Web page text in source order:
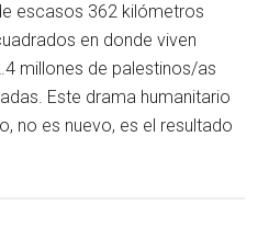
escasos 362 kilómetros
en donde viven
millones de palestinos/as
Este drama humanitario
no es nuevo, es el resultado